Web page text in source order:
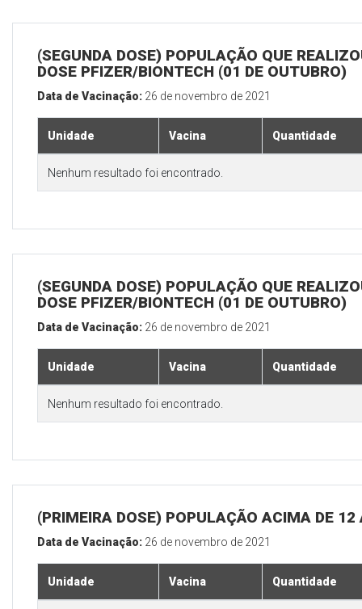
(SEGUNDA DOSE) POPULAÇÃO QUE
DOSE PFIZER/BIONTECH (01 DE OUTUBRO)
Data de Vacinação: 26 de novembro de 2021
Unidade Vacina Quantidade
Nenhum resultado foi encontrado.
(SEGUNDA DOSE) POPULAÇÃO QUE
DOSE PFIZER/BIONTECH (01 DE OUTUBRO)
Data de Vacinação: 26 de novembro de 2021
Unidade Vacina Quantidade
Nenhum resultado foi encontrado.
(PRIMEIRA DOSE) POPULAÇÃO ACIMA DE 12
Data de Vacinação: 26 de novembro de 2021
Unidade Vacina Quantidade